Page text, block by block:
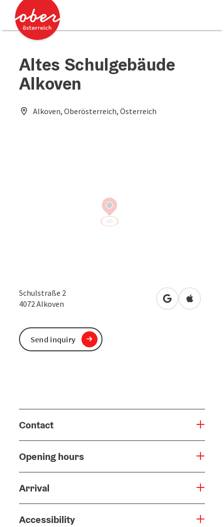
Accesskey
Accesskey
Altes Schulgebäude
Alkoven
Alkoven, Oberösterreich, Österreich
Schulstraße 2
4072Alkoven open inOpen in
Contact
Opening hours
Arrival
Accessibility
Send inquiry